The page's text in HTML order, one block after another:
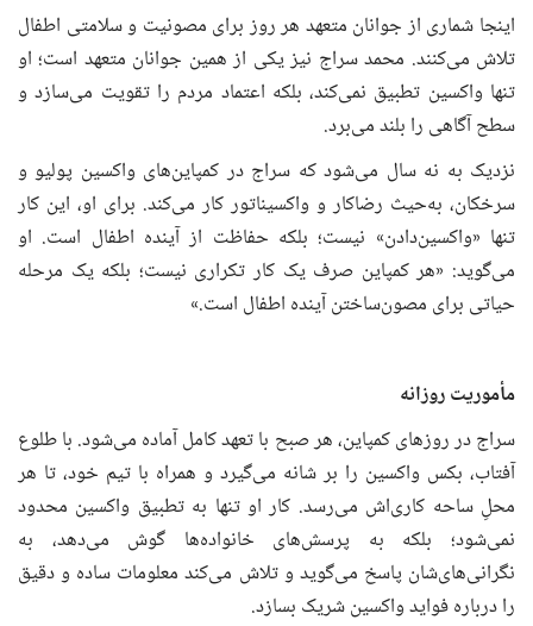
اینجا شماری از جوانان متعهد هر روز برای مصونیت و سلامتی اطفال
تلاش می‌کنند. محمد سراج نیز یکی از همین جوانان متعهد است؛ او
تنها واکسین تطبیق نمی‌کند، بلکه اعتماد مردم را تقویت می‌سازد و
سطح آگاهی را بلند می‌برد.
نزدیک به نه سال می‌شود که سراج در کمپاین‌های واکسین پولیو و
سرخکان، به‌حیث رضاکار و واکسیناتور کار می‌کند. برای او، این کار
تنها «واکسین‌دادن» نیست؛ بلکه حفاظت از آینده اطفال است. او
می‌گوید: «هر کمپاین صرف یک کار تکراری نیست؛ بلکه یک مرحله
حیاتی برای مصون‌ساختن آینده اطفال است.»
مأموریت روزانه
سراج در روزهای کمپاین، هر صبح با تعهد کامل آماده می‌شود. با طلوع
آفتاب، بکس واکسین را بر شانه می‌گیرد و همراه با تیم خود، تا هر
محلِ ساحه کاری‌اش می‌رسد. کار او تنها به تطبیق واکسین محدود
نمی‌شود؛ بلکه به پرسش‌های خانواده‌ها گوش می‌دهد، به
نگرانی‌های‌شان پاسخ می‌گوید و تلاش می‌کند معلومات ساده و دقیق
را درباره فواید واکسین شریک بسازد.